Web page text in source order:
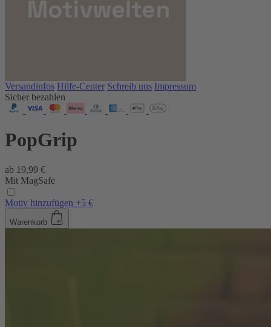
Versandinfos Hilfe-Center Schreib uns Impressum
Sicher bezahlen
PopGrip
ab 19,99 €
Mit MagSafe
Motiv hinzufügen +5 €
Warenkorb